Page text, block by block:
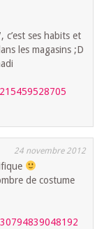
c’est ses habits et
les magasins ;D
24 novembre 2012
de costume